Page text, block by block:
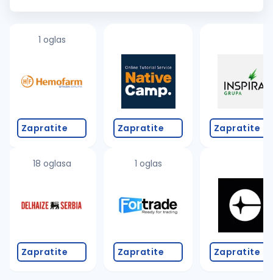
stvaranju...
1 oglas
Zapratite
18 oglasa
Zapratite
Zapratite
1 oglas
Zapratite
Zapratite
Zapratite